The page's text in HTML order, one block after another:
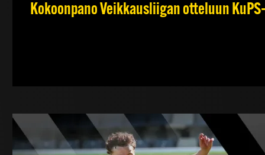
Kokoonpano Veikkausliigan otteluun